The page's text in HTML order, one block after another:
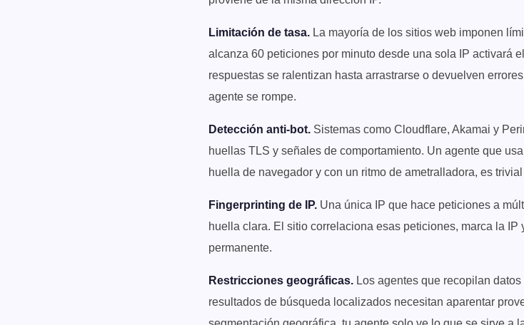
Limitación de tasa. La mayoría de los sitios web imponen
alcanza 60 peticiones por minuto desde una sola IP activará
respuestas se ralentizan hasta arrastrarse o devuelven
agente se rompe.
Detección anti-bot. Sistemas como Cloudflare, Akamai y
huellas TLS y señales de comportamiento. Un agente que
huella de navegador y con un ritmo de ametralladora, es
Fingerprinting de IP. Una única IP que hace peticiones a
huella clara. El sitio correlaciona esas peticiones, marca la
permanente.
Restricciones geográficas. Los agentes que recopilan
resultados de búsqueda localizados necesitan aparentar